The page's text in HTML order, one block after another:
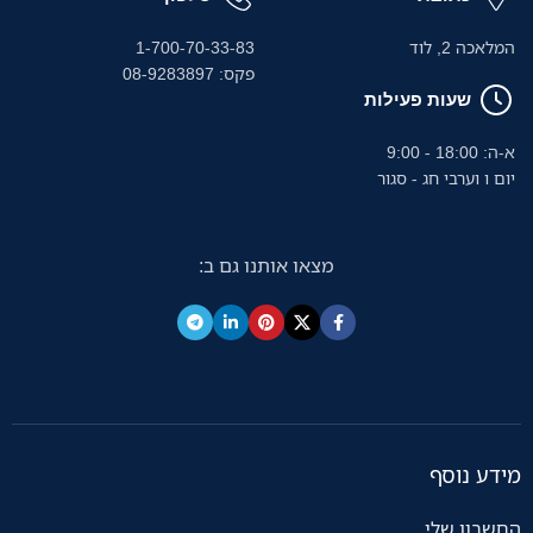
המלאכה 2, לוד
שעות פעילות
א-ה: 18:00 - 9:00
יום ו וערבי חג - סגור
1-700-70-33-83
פקס: 08-9283897
מצאו אותנו גם ב:
מידע נוסף